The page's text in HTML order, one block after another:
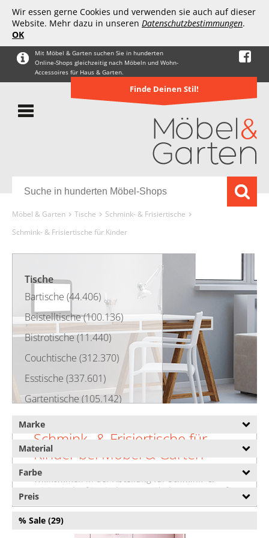
Wir essen gerne Cookies und verwenden sie auch auf dieser
Website. Mehr dazu in unseren Datenschutzbestimmungen.
OK
Mit Möbel & Garten suchen Sie in hunderten
Online-Shops gleichzeitig nach Möbeln und Wohn-
Accessoires für Haus & Garten.
Finde Deinen Stil!
Möbel & Garten Tische
Schmink- & Frisiertische
Schmink- & Frisiertische für Kinder
Tische
Bartische (44.406)
Beistelltische (100.136)
Bistrotische (11.440)
Couchtische (312.370)
Esstische (337.601)
Gartentische (105.142)
Glastische (5.857)
Kindertische (9.192)
Klapptische (82.013)
Konferenztische (35.793)
Konsolentische (54.311)
Nachttische (275.313)
Marke
Material
Farbe
Preis
% Sale (29)
Schmink- & Frisiertische für
Kinder bei Möbel & Garten
Willkommen in der Abteilung für Schmink- &
Frisiertische für Kinder von Möbel & Garten. Auf
dieser Seite finden Sie eine umfassende
für Kinder. Darunter präsentieren wir auch